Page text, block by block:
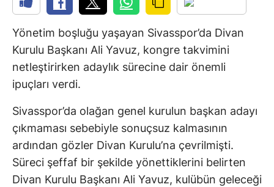
Yönetim boşluğu yaşayan Sivasspor’da Divan
Kurulu Başkanı Ali Yavuz, kongre takvimini
netleştirirken adaylık sürecine dair önemli
ipuçları verdi.
Sivasspor’da olağan genel kurulun başkan adayı
çıkmaması sebebiyle sonuçsuz kalmasının
ardından gözler Divan Kurulu’na çevrilmişti.
Süreci şeffaf bir şekilde yönettiklerini belirten
Divan Kurulu Başkanı Ali Yavuz, kulübün geleceği